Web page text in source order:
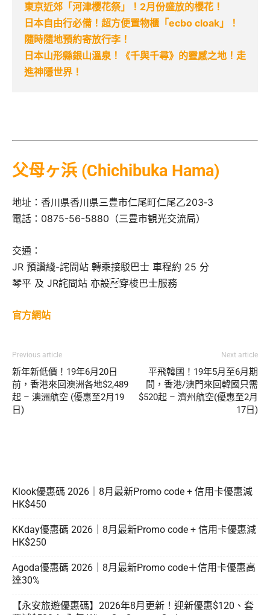
東京近郊「河津櫻花祭」！2月份盛放的櫻花！
日本自由行必備！超方便置物櫃「ecbo cloak」！
隨時隨地預約寄放行李！
日本山形縣銀山溫泉！《千與千尋》的靈感之地！走
進神隱世界！
父母ヶ浜 (Chichibuka Hama)
地址：香川県香川県三豊市仁尾町仁尾乙203‐3
電話：0875-56-5880（三豊市観光交流局）
交通：
JR 預讚綫-詫間站 轉乘接駁巴士 車程約 25 分
琴平 及 JR詫間站 亦設穿梭巴士服務
官方網站
Previous article
新年新低價！19年6月20日
前，香港來回澳洲各地$2,489
起 – 澳洲航空 (優惠至2月19
日)
Next article
平飛韓國！19年5月至6月期
間，香港/澳門來回韓國只需
$520起 – 濟州航空(優惠至2月
17日)
Klook優惠碼 2026｜8月最新Promo code + 信用卡優惠減
HK$450
KKday優惠碼 2026｜8月最新Promo code + 信用卡優惠減
HK$250
Agoda優惠碼 2026｜8月最新Promo code＋信用卡優惠高
達30%
【永安旅遊優惠碼】2026年8月更新！迎新優惠$120、套